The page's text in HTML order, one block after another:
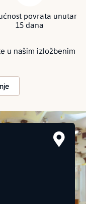
povrata unutar
15 dana
u našim izložbenim